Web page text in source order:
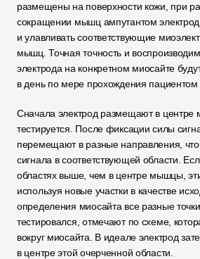
размещены на поверхности кожи, при
сокращении мышц ампутантом
и улавливать соответствующие
мышц. Точная точность и
электрода на конкретном миосайте
в день по мере прохождения пациентом
Сначала электрод размещают в центре
тестируется. После фиксации силы
перемещают в разные направления,
сигнала в соответствующей области.
областях выше, чем в центре мышцы,
используя новые участки в качестве
определения миосайта все разные
тестировался, отмечают по схеме,
вокруг миосайта. В идеале электрод
в центре этой очерченной области.